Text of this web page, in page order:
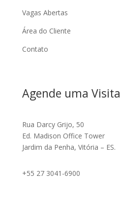
Vagas Abertas
Área do Cliente
Contato
Agende uma Visita
Rua Darcy Grijo, 50
Ed. Madison Office Tower
Jardim da Penha, Vitória – ES.
+55 27 3041-6900